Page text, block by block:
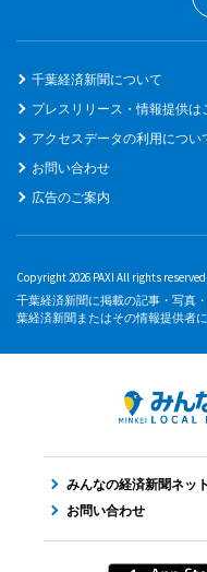
千葉経済新聞について
プレスリリース・情報提供は
アクセスデータの利用につい
お問い合わせ
広告のご案内
Copyright 2026 PAXI All rights reserved.
千葉経済新聞に掲載の記事・写真
葉経済新聞またはその情報提供者に
みんなの経済新聞ネッ
お問い合わせ